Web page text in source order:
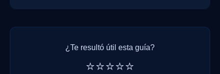
¿Te resultó útil esta guía?
⭐⭐⭐⭐⭐